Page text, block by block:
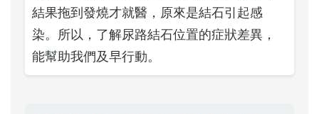
結果拖到發燒才就醫，原來是結石引起感
染。所以，了解尿路結石位置的症狀差異，
能幫助我們及早行動。